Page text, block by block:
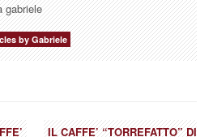
gabriele
by Gabriele
IL CAFFE’ “TORREFATTO” DI